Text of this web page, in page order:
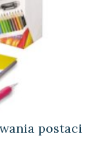
postaci